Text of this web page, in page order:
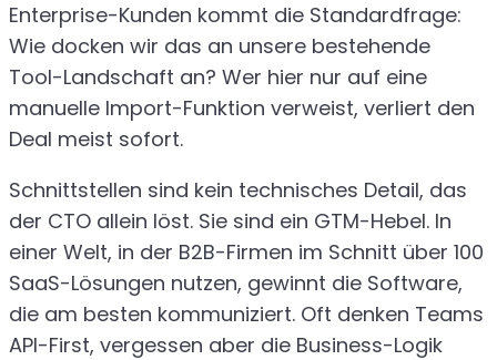
Enterprise-Kunden kommt die Standardfrage:
Wie docken wir das an unsere bestehende
Tool-Landschaft an? Wer hier nur auf eine
manuelle Import-Funktion verweist, verliert den
Deal meist sofort.
Schnittstellen sind kein technisches Detail, das
der CTO allein löst. Sie sind ein GTM-Hebel. In
einer Welt, in der B2B-Firmen im Schnitt über 100
SaaS-Lösungen nutzen, gewinnt die Software,
die am besten kommuniziert. Oft denken Teams
API-First, vergessen aber die Business-Logik